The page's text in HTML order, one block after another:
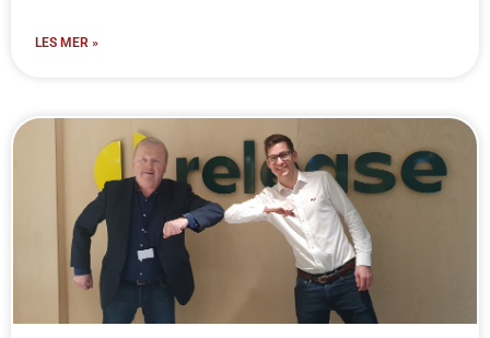
LES MER »